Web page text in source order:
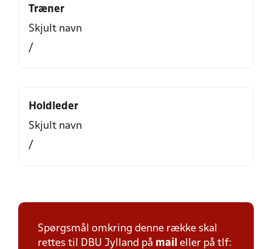
Træner
Skjult navn
/
Holdleder
Skjult navn
/
Spørgsmål omkring denne række skal
rettes til DBU Jylland på mail eller på tlf: